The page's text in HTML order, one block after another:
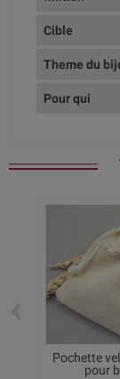
Cible
Theme du
Pour qui
Pochette
pour